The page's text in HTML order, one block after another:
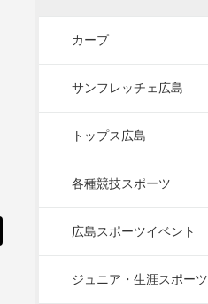
カープ
サンフレッチェ広島
トップス広島
各種競技スポーツ
広島スポーツイベント
ジュニア・生涯スポーツ